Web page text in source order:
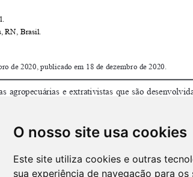
O nosso site usa cookies
Este site utiliza cookies e outras
sua experiência de navegação para